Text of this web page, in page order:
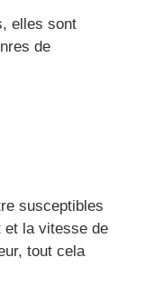
elles sont
de
susceptibles
et la vitesse de
tout cela